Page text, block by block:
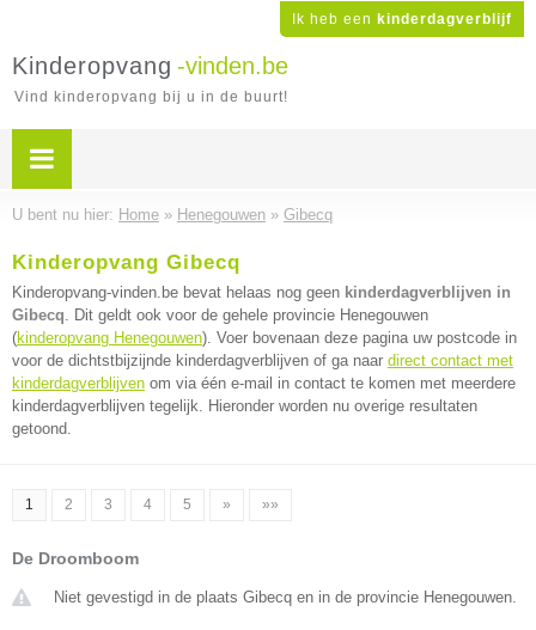
Ik heb een kinderdagverblijf
Kinderopvang -vinden.be
Vind kinderopvang bij u in de buurt!
U bent nu hier: Home » Henegouwen » Gibecq
Kinderopvang Gibecq
Kinderopvang-vinden.be bevat helaas nog geen kinderdagverblijven in
Gibecq. Dit geldt ook voor de gehele provincie Henegouwen
(kinderopvang Henegouwen). Voer bovenaan deze pagina uw postcode in
voor de dichtstbijzijnde kinderdagverblijven of ga naar direct contact met
kinderdagverblijven om via één e-mail in contact te komen met meerdere
kinderdagverblijven tegelijk. Hieronder worden nu overige resultaten
getoond.
1 2 3 4 5 » »»
De Droomboom
Niet gevestigd in de plaats Gibecq en in de provincie Henegouwen.